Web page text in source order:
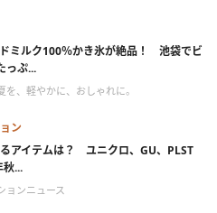
ミルク100％かき氷が絶品！ 池袋でビ
っぷ...
を、軽やかに、おしゃれに。
ン
アイテムは？ ユニクロ、GU、PLST
...
ョンニュース